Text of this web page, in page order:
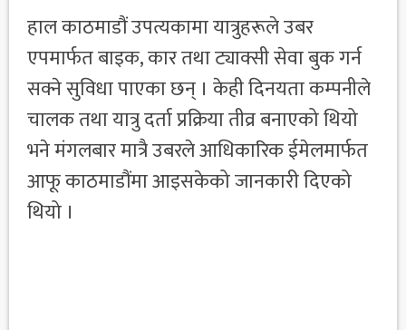
हाल काठमाडौं उपत्यकामा यात्रुहरूले उबर
एपमार्फत बाइक, कार तथा ट्याक्सी सेवा बुक गर्न
सक्ने सुविधा पाएका छन् । केही दिनयता कम्पनीले
चालक तथा यात्रु दर्ता प्रक्रिया तीव्र बनाएको थियो
भने मंगलबार मात्रै उबरले आधिकारिक ईमेलमार्फत
आफू काठमाडौंमा आइसकेको जानकारी दिएको
थियो ।